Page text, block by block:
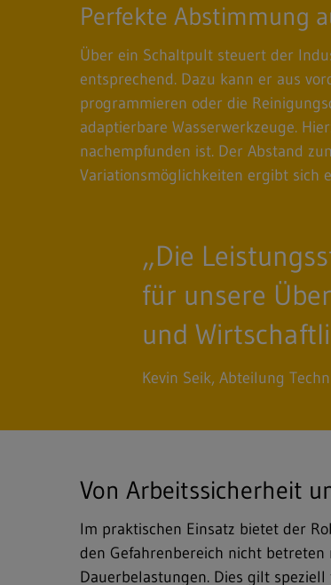
Perfekte Abstimmung
Über ein Schaltpult steuert der
entsprechend. Dazu kann er aus
programmieren oder die
adaptierbare Wasserwerkzeuge.
nachempfunden ist. Der Abstand
Variationsmöglichkeiten ergibt sich
„Die
für unsere
und
Kevin Seik, Abteilung
Von Arbeitssicherheit
Im praktischen Einsatz bietet der
den Gefahrenbereich nicht
Dauerbelastungen. Dies gilt